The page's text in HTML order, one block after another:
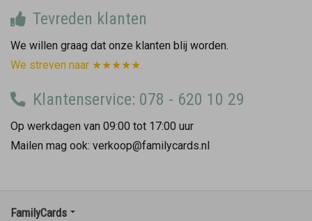
Tevreden klanten
We willen graag dat onze klanten blij worden.
We streven naar ★★★★★.
Klantenservice: 078 - 620 10 29
Op werkdagen van 09:00 tot 17:00 uur
Mailen mag ook: verkoop@familycards.nl
FamilyCards